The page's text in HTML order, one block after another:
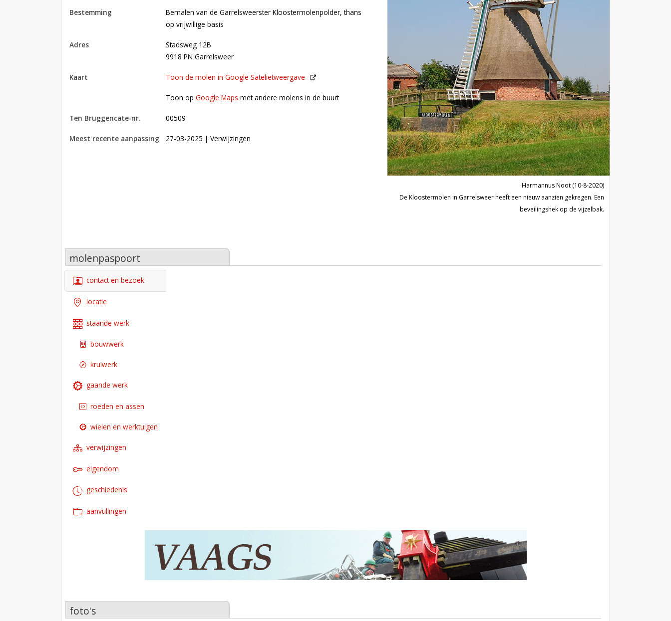
bestemming
Bemalen van de Garrelsweerster Kloostermolenpolder, thans
op vrijwillige basis
adres
Stadsweg 12B
9918 PN Garrelsweer
kaart Toon de molen in Google Satelietweergave
Toon op Google Maps met andere molens in de buurt
Toon op Google Maps met andere molens in de buurt
Ten Bruggencate-nr. 00509
Meest recente aanpassing 27-03-2025 | Verwijzingen
Harmannus Noot (10-8-2020)
De Kloostermolen in Garrelsweer heeft een nieuw aanzien gekregen. Een
beveilingshek op de vijzelbak.
molenpaspoort
contact en bezoek
locatie
staande werk
bouwwerk
kruiwerk
gaande werk
roeden en assen
wielen en werktuigen
verwijzingen
eigendom
geschiedenis
aanvullingen
foto's